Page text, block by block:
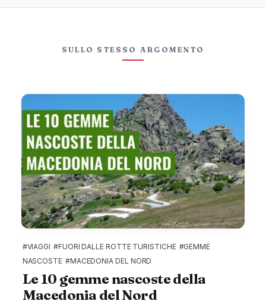
SULLO STESSO ARGOMENTO
#VIAGGI #FUORI DALLE ROTTE TURISTICHE #GEMME
NASCOSTE #MACEDONIA DEL NORD
Le 10 gemme nascoste della
Macedonia del Nord